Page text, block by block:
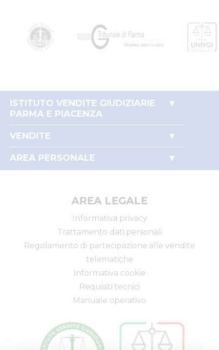
ISTITUTO VENDITE GIUDIZIARIE
PARMA E PIACENZA
Perché comprare all'asta
Partecipare alle aste
VENDITE
Beni mobili
AREA PERSONALE
Il mio profilo
AREA LEGALE
Informativa privacy
Trattamento dati personali
Regolamento di partecipazione alle vendite
telematiche
Informativa cookie
Requisiti tecnici
Manuale operativo